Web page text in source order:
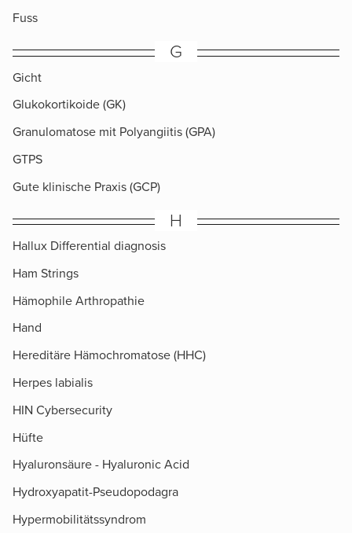
Fuss
G
Gicht
Glukokortikoide (GK)
Granulomatose mit Polyangiitis (GPA)
GTPS
Gute klinische Praxis (GCP)
H
Hallux Differential diagnosis
Ham Strings
Hämophile Arthropathie
Hand
Hereditäre Hämochromatose (HHC)
Herpes labialis
HIN Cybersecurity
Hüfte
Hyaluronsäure - Hyaluronic Acid
Hydroxyapatit-Pseudopodagra
Hypermobilitätssyndrom